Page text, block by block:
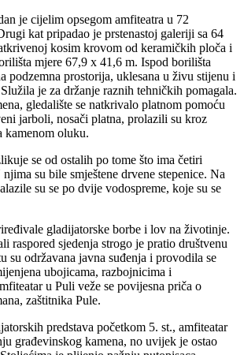
je cijelim opsegom amfiteatra u 72
kat pripadao je prstenastoj galeriji sa 64
kosim krovom od keramičkih ploča i
mjere 67,9 x 41,6 m. Ispod borilišta
podzemna prostorija, uklesana u živu stijenu i
je za držanje raznih tehničkih pomagala.
gledalište se natkrivalo platnom pomoću
jarboli, nosači platna, prolazili su kroz
kamenom oluku.
se od ostalih po tome što ima četiri
su bile smještene drvene stepenice. Na
su se po dvije vodospreme, koje su se
gladijatorske borbe i lov na životinje.
raspored sjedenja strogo je pratio društvenu
su održavana javna suđenja i provodila se
ubojicama, razbojnicima i
u Puli veže se povijesna priča o
zaštitnika Pule.
predstava početkom 5. st., amfiteatar
građevinskog kamena, no uvijek je ostao